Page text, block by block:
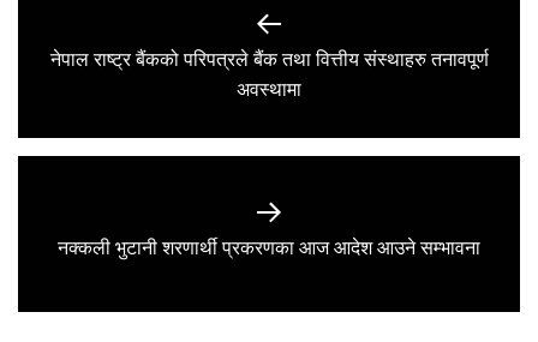
navigation
Previous
post:
नेपाल राष्ट्र बैंकको परिपत्रले बैंक तथा वित्तीय संस्थाहरु तनावपूर्ण
अवस्थामा
Next
नक्कली भुटानी शरणार्थी प्रकरणका आज आदेश आउने सम्भावना